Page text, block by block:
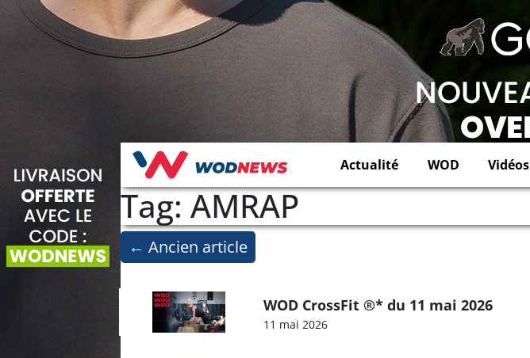
Actualité WOD Vidéos
Tag: AMRAP
← Ancien article
WOD CrossFit ®* du 11 mai 2026
11 mai 2026